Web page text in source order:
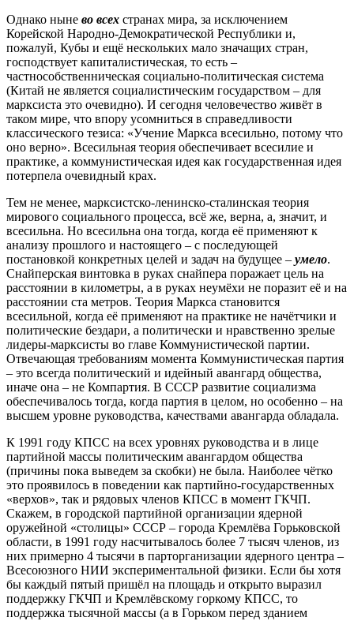
Однако ныне во всех странах мира, за исключением
Корейской Народно-Демократической Республики и,
пожалуй, Кубы и ещё нескольких мало значащих стран,
господствует капиталистическая, то есть –
частнособственническая социально-политическая система
(Китай не является социалистическим государством – для
марксиста это очевидно). И сегодня человечество живёт в
таком мире, что впору усомниться в справедливости
классического тезиса: «Учение Маркса всесильно, потому что
оно верно». Всесильная теория обеспечивает всесилие и
практике, а коммунистическая идея как государственная идея
потерпела очевидный крах.
Тем не менее, марксистско-ленинско-сталинская теория
мирового социального процесса, всё же, верна, а, значит, и
всесильна. Но всесильна она тогда, когда её применяют к
анализу прошлого и настоящего – с последующей
постановкой конкретных целей и задач на будущее – умело.
Снайперская винтовка в руках снайпера поражает цель на
расстоянии в километры, а в руках неумёхи не поразит её и на
расстоянии ста метров. Теория Маркса становится
всесильной, когда её применяют на практике не начётчики и
политические бездари, а политически и нравственно зрелые
лидеры-марксисты во главе Коммунистической партии.
Отвечающая требованиям момента Коммунистическая партия
– это всегда политический и идейный авангард общества,
иначе она – не Компартия. В СССР развитие социализма
обеспечивалось тогда, когда партия в целом, но особенно – на
высшем уровне руководства, качествами авангарда обладала.
К 1991 году КПСС на всех уровнях руководства и в лице
партийной массы политическим авангардом общества
(причины пока выведем за скобки) не была. Наиболее чётко
это проявилось в поведении как партийно-государственных
«верхов», так и рядовых членов КПСС в момент ГКЧП.
Скажем, в городской партийной организации ядерной
оружейной «столицы» СССР – города Кремлёва Горьковской
области, в 1991 году насчитывалось более 7 тысяч членов, из
них примерно 4 тысячи в парторганизации ядерного центра –
Всесоюзного НИИ экспериментальной физики. Если бы хотя
бы каждый пятый пришёл на площадь и открыто выразил
поддержку ГКЧП и Кремлёвскому горкому КПСС, то
поддержка тысячной массы (а в Горьком перед зданием